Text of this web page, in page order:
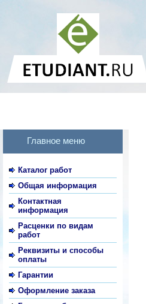
Главное меню
Каталог работ
Общая информация
Контактная
информация
Расценки по видам
работ
Реквизиты и способы
оплаты
Гарантии
Оформление заказа